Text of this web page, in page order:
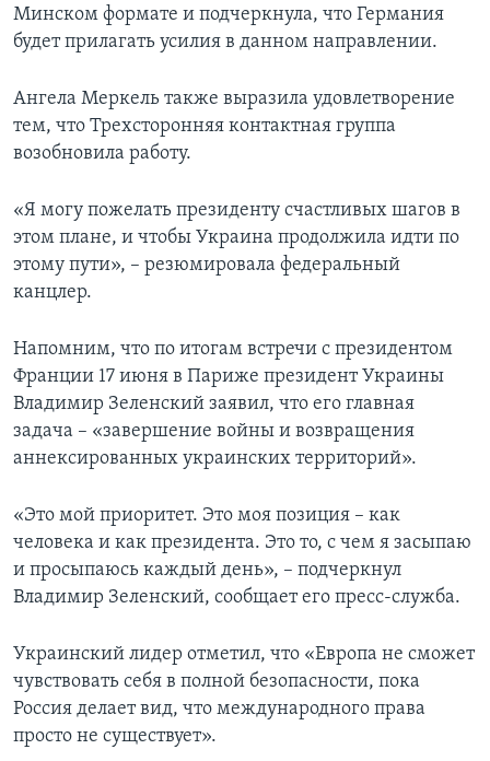
Минском формате и подчеркнула, что Германия
будет прилагать усилия в данном направлении.
Ангела Меркель также выразила удовлетворение
тем, что Трехсторонняя контактная группа
возобновила работу.
«Я могу пожелать президенту счастливых шагов в
этом плане, и чтобы Украина продолжила идти по
этому пути», – резюмировала федеральный
канцлер.
Напомним, что по итогам встречи с президентом
Франции 17 июня в Париже президент Украины
Владимир Зеленский заявил, что его главная
задача – «завершение войны и возвращения
аннексированных украинских территорий».
«Это мой приоритет. Это моя позиция – как
человека и как президента. Это то, с чем я засыпаю
и просыпаюсь каждый день», – подчеркнул
Владимир Зеленский, сообщает его пресс-служба.
Украинский лидер отметил, что «Европа не сможет
чувствовать себя в полной безопасности, пока
Россия делает вид, что международного права
просто не существует».